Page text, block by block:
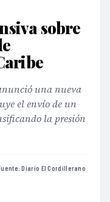
sobre
una nueva
el envío de un
la presión
Diario El Cordillerano